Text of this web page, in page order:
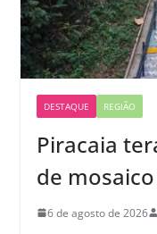
DESTAQUE REGIÃO
Piracaia
de
6 de agosto de 2026